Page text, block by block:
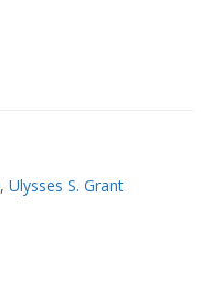
, Ulysses S. Grant